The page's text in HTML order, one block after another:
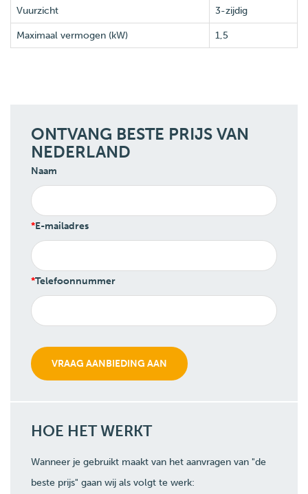
Vuurzicht 3-zijdig
Maximaal vermogen (kW) 1,5
ONTVANG BESTE PRIJS VAN
NEDERLAND
Naam
E-mailadres
Telefoonnummer
HOE HET WERKT
Wanneer je gebruikt maakt van het aanvragen van "de
beste prijs" gaan wij als volgt te werk: